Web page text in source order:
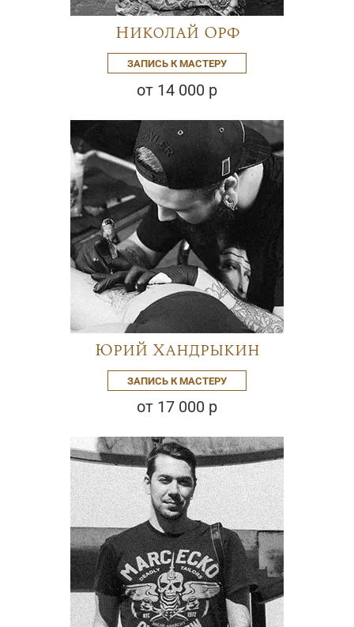
Николай Орф
ЗАПИСЬ К МАСТЕРУ
от 14 000 р
Юрий Хандрыкин
ЗАПИСЬ К МАСТЕРУ
от 17 000 р